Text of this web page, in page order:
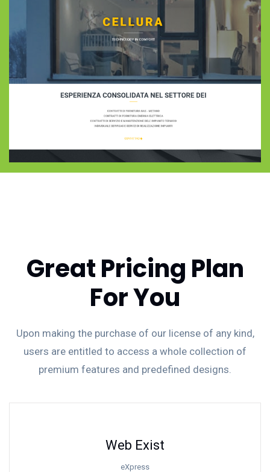
Great Pricing Plan
For You
Upon making the purchase of our license of any kind,
users are entitled to access a whole collection of
premium features and predefined designs.
Web Exist
eXpress